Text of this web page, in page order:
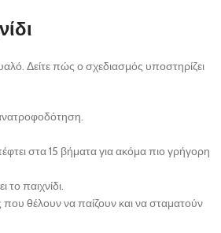
Δείτε πώς ο σχεδιασμός υποστηρίζει
στα 15 βήματα για ακόμα πιο γρήγορη
παιχνίδι.
που θέλουν να παίζουν και να σταματούν